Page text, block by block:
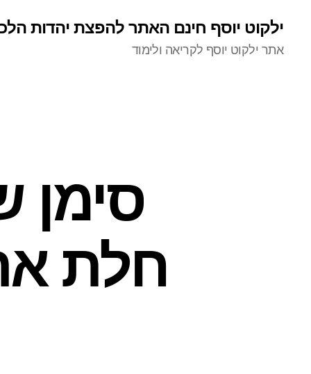
ילקוט יוסף חינם האתר להפצת יהדות
אתר ילקוט יוסף לקריאה ולימוד
סימן
חלת